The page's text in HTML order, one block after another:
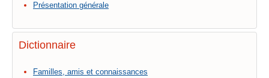
Présentation générale
Dictionnaire
Familles, amis et connaissances